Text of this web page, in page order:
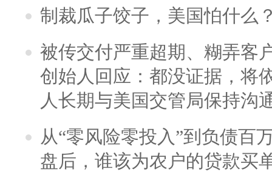
制裁瓜子饺子，美国怕什么
被传交付严重超期、糊弄客
创始人回应：都没证据，将
人长期与美国交管局保持沟
从“零风险零投入”到负债百
盘后，谁该为农户的贷款买